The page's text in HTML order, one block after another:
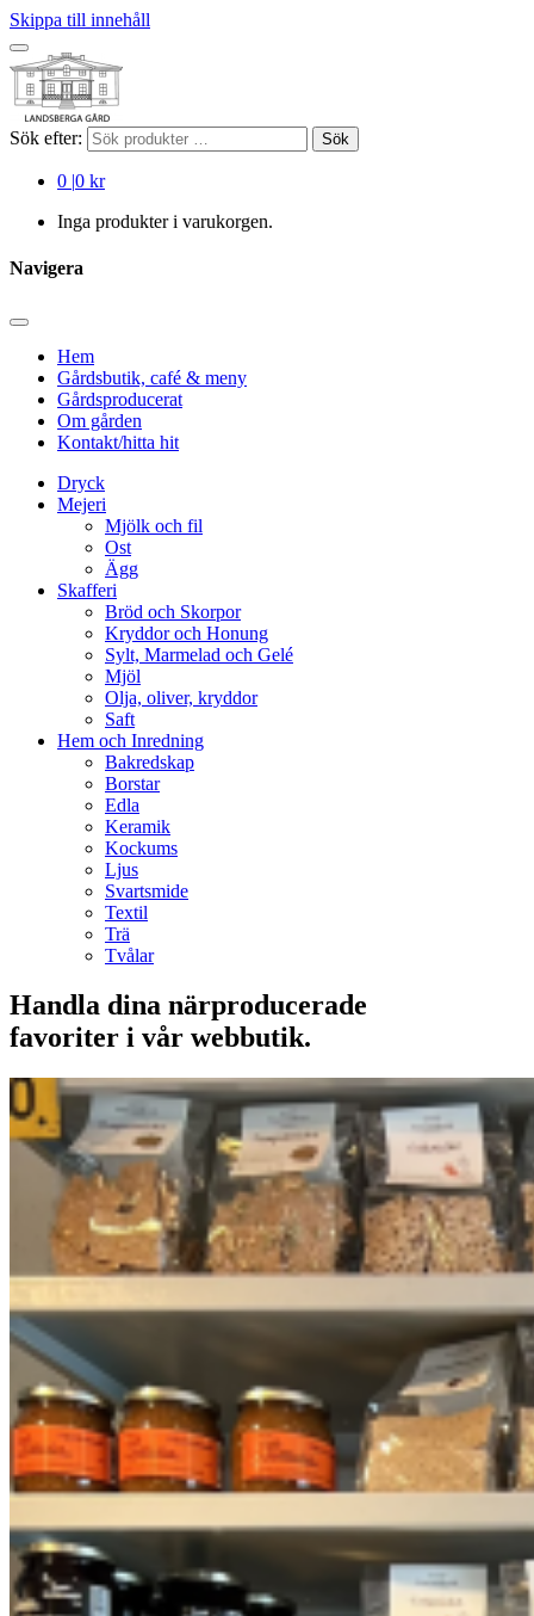
Skippa till innehåll
Sök efter: Sök
0 |0 kr
Inga produkter i varukorgen.
Navigera
Hem
Gårdsbutik, café & meny
Gårdsproducerat
Om gården
Kontakt/hitta hit
Dryck
Mejeri
Mjölk och fil
Ost
Ägg
Skafferi
Bröd och Skorpor
Kryddor och Honung
Sylt, Marmelad och Gelé
Mjöl
Olja, oliver, kryddor
Saft
Hem och Inredning
Bakredskap
Borstar
Edla
Keramik
Kockums
Ljus
Svartsmide
Textil
Trä
Tvålar
Handla dina närproducerade
favoriter i vår webbutik.